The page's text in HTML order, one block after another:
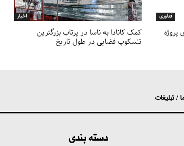
اخبار
کمک کانادا به ناسا در پرتاب بزرگترین
تلسکوپ فضایی در طول تاریخ
فناوری
پروژه
/ تبلیغات
دسته بندی